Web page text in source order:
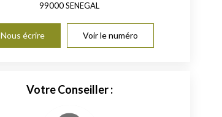
99000SENEGAL
Nous écrire Voir le numéro
Votre Conseiller :